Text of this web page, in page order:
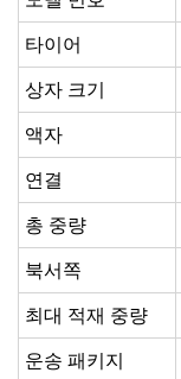
타이어
상자 크기
액자
연결
총 중량
북서쪽
최대 적재 중량
운송 패키지